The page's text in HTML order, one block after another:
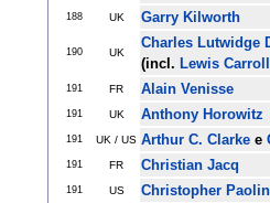
188 UK Garry Kilworth
190 UK
Charles Lutwidge
(incl. Lewis Carroll
191 FR Alain Venisse
191 UK Anthony Horowitz
191 UK / US Arthur C. Clarke e
191 FR Christian Jacq
191 US Christopher